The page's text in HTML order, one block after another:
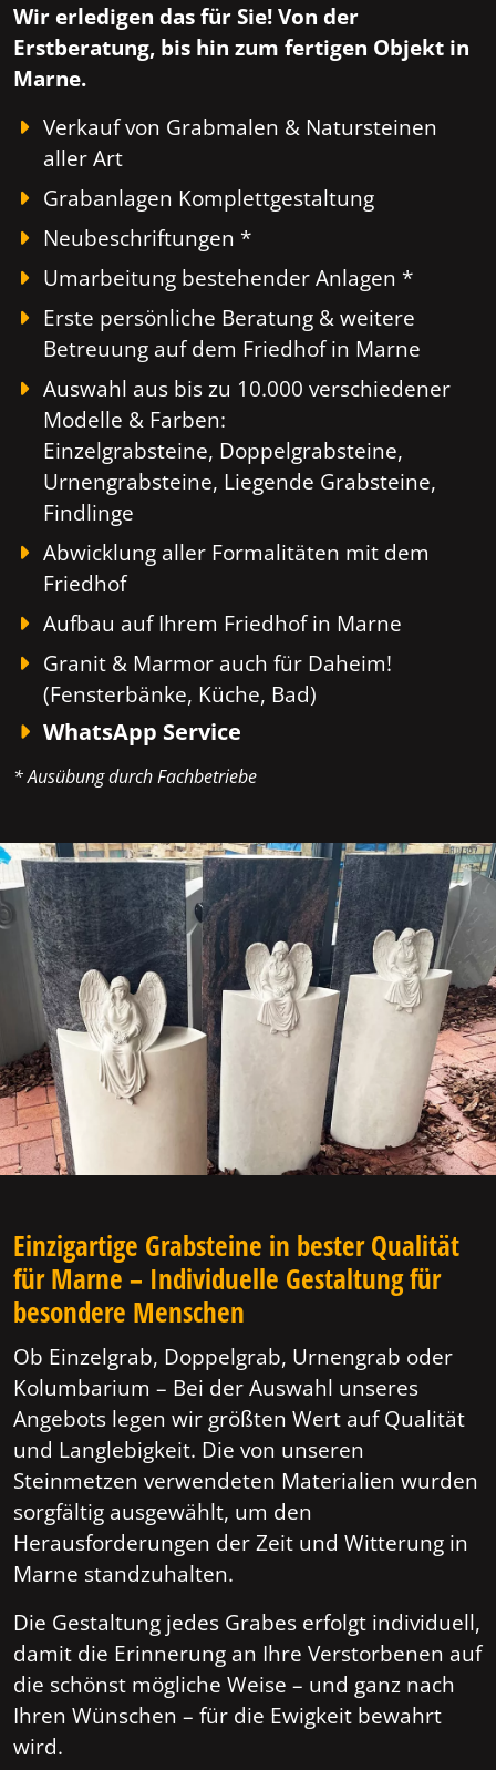
Wir erledigen das für Sie! Von der
Erstberatung, bis hin zum fertigen Objekt in
Marne.
Verkauf von Grabmalen & Natursteinen
aller Art
Grabanlagen Komplettgestaltung
Neubeschriftungen *
Umarbeitung bestehender Anlagen *
Erste persönliche Beratung & weitere
Betreuung auf dem Friedhof in Marne
Auswahl aus bis zu 10.000 verschiedener
Modelle & Farben:
Einzelgrabsteine, Doppelgrabsteine,
Urnengrabsteine, Liegende Grabsteine,
Findlinge
Abwicklung aller Formalitäten mit dem
Friedhof
Aufbau auf Ihrem Friedhof in Marne
Granit & Marmor auch für Daheim!
(Fensterbänke, Küche, Bad)
WhatsApp Service
* Ausübung durch Fachbetriebe
Einzigartige Grabsteine in bester Qualität
für Marne – Individuelle Gestaltung für
besondere Menschen
Ob Einzelgrab, Doppelgrab, Urnengrab oder
Kolumbarium – Bei der Auswahl unseres
Angebots legen wir größten Wert auf Qualität
und Langlebigkeit. Die von unseren
Steinmetzen verwendeten Materialien wurden
sorgfältig ausgewählt, um den
Herausforderungen der Zeit und Witterung in
Marne standzuhalten.
Die Gestaltung jedes Grabes erfolgt individuell,
damit die Erinnerung an Ihre Verstorbenen auf
die schönst mögliche Weise – und ganz nach
Ihren Wünschen – für die Ewigkeit bewahrt
wird.